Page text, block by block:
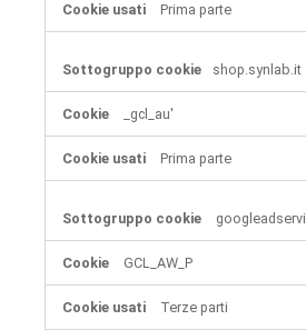
Prima parte
shop.synlab.it
_gcl_au'
Prima parte
GCL_AW_P
Terze parti